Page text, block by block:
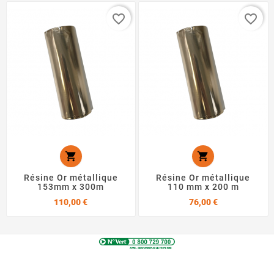

Résine Or métallique
153mm x 300m
110,00 €Prix
favorite_border

Résine Or métallique
110 mm x 200 m
76,00 €Prix
favorite_border